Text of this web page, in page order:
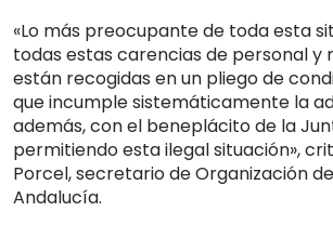
«Lo más preocupante de toda esta
todas estas carencias de personal y
están recogidas en un pliego de
que incumple sistemáticamente la
además, con el beneplácito de la
permitiendo esta ilegal situación»,
Porcel, secretario de Organización de
Andalucía.